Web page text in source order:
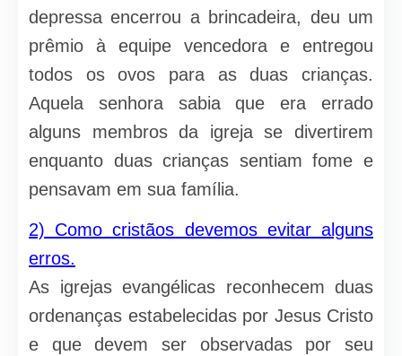
depressa encerrou a brincadeira, deu um
prêmio à equipe vencedora e entregou
todos os ovos para as duas crianças.
Aquela senhora sabia que era errado
alguns membros da igreja se divertirem
enquanto duas crianças sentiam fome e
pensavam em sua família.
2) Como cristãos devemos evitar alguns
erros.
As igrejas evangélicas reconhecem duas
ordenanças estabelecidas por Jesus Cristo
e que devem ser observadas por seu